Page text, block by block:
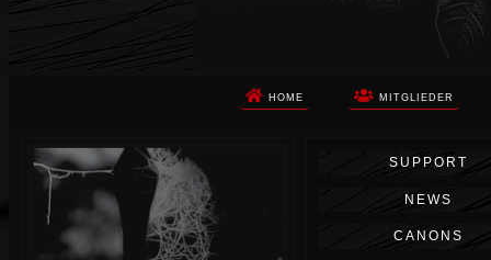
HOME MITGLIEDER
Die Apokalypse. Das ist das Wort,
das Ihnen in den Sinn kommt, als
Sie auf dem Boden aufwachen, Ihr
Körper schmerzt und Ihr Geist
wird von alptraumhaften
Erinnerungen überflutet. Vor
SUPPORT
NEWS
CANONS